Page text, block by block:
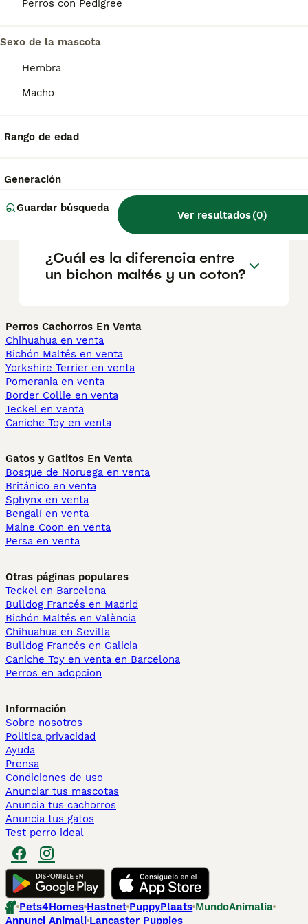
Perros con Pedigree
Sexo de la mascota
Hembra
Macho
Rango de edad
Generación
Guardar búsqueda
Ver resultados(0)
Informarse bien y comparar opciones antes
decisión.
mucho?
¿Cómo son los cotones de
tulear?
¿Cuál es la diferencia entre
un bichon maltés y un coton?
Perros Cachorros En Venta
Chihuahua en venta
Bichón Maltés en venta
Yorkshire Terrier en venta
Pomerania en venta
Border Collie en venta
Teckel en venta
Caniche Toy en venta
Gatos y Gatitos En Venta
Bosque de Noruega en venta
Británico en venta
Sphynx en venta
Bengalí en venta
Maine Coon en venta
Persa en venta
Otras páginas populares
Teckel en Barcelona
Bulldog Francés en Madrid
Bichón Maltés en València
Chihuahua en Sevilla
Bulldog Francés en Galicia
Caniche Toy en venta en Barcelona
Perros en adopcion
Información
Sobre nosotros
Politica privacidad
Ayuda
Prensa
Condiciones de uso
Anunciar tus mascotas
Anuncia tus cachorros
Anuncia tus gatos
Test perro ideal
Pets4Homes Hastnet PuppyPlaats MundoAnimalia
Annunci Animali Lancaster Puppies